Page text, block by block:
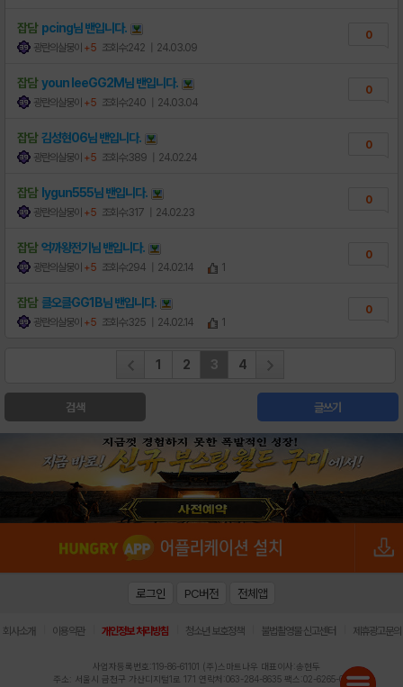
잡담 pcing님 밴입니다.
광란의살뭉이 +5 조회수:242 | 24.03.09
0
잡담 youn leeGG2M님 밴입니다.
광란의살뭉이 +5 조회수:240 | 24.03.04
0
잡담 김성현06님 밴입니다.
광란의살뭉이 +5 조회수:389 | 24.02.24
0
잡담 lygun555님 밴입니다.
광란의살뭉이 +5 조회수:317 | 24.02.23
0
잡담 억까왕전기님 밴입니다.
광란의살뭉이 +5 조회수:294 | 24.02.14 1
0
잡담 클오클GG1B님 밴입니다.
광란의살뭉이 +5 조회수:325 | 24.02.14 1
0
1 2 3 4
검색 글쓰기
로그인 PC버전 전체앱
회사소개 이용약관 개인정보 처리방침 청소년 보호정책 불법촬영물 신고센터 제휴광고문의
사업자등록번호:119-86-61101 (주)스마트나우 대표이사:송현두
주소: 서울시 금천구 가산디지털1로 171 연락처:063-284-8635 팩스:02-6265-0377